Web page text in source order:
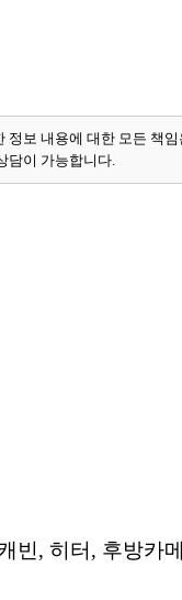
정보 내용에 대한 모든 책임
담이 가능합니다.
빈, 히터, 후방카